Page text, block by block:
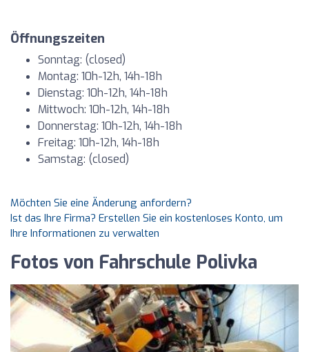
Öffnungszeiten
Sonntag: (closed)
Montag: 10h-12h, 14h-18h
Dienstag: 10h-12h, 14h-18h
Mittwoch: 10h-12h, 14h-18h
Donnerstag: 10h-12h, 14h-18h
Freitag: 10h-12h, 14h-18h
Samstag: (closed)
Möchten Sie eine Änderung anfordern?
Ist das Ihre Firma? Erstellen Sie ein kostenloses Konto, um
Ihre Informationen zu verwalten
Fotos von Fahrschule Polivka